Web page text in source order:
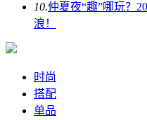
10.仲夏夜“趣”哪玩？
浪！
时尚
搭配
单品